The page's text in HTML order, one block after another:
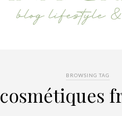
BROWSING TAG
cosmétiques